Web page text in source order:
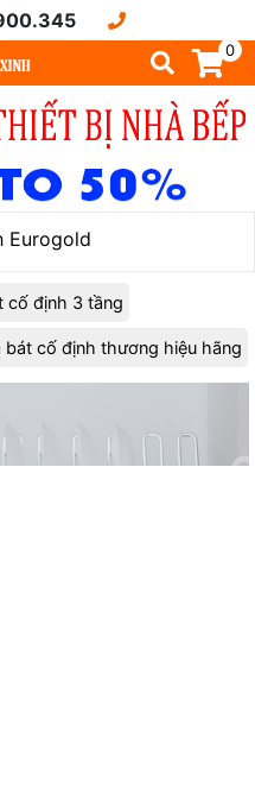
0
Eurogold
cố định 3 tầng
bát cố định thương hiệu hãng